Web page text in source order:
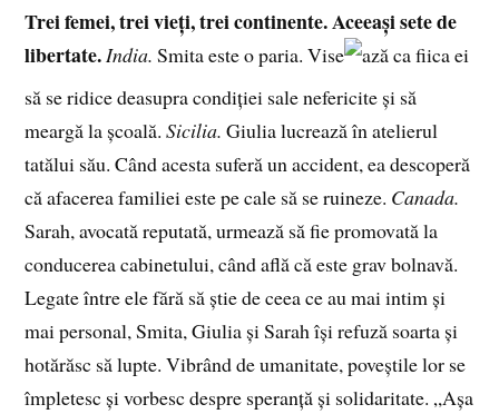
Trei femei, trei vieți, trei continente. Aceeași sete de
libertate.India. Smita este o paria. Vise
ază ca fiica ei
să se ridice deasupra condiției sale nefericite și să
meargă la școală.Sicilia. Giulia lucrează în atelierul
tatălui său. Când acesta suferă un accident, ea descoperă
că afacerea familiei este pe cale să se ruineze. Canada.
Sarah, avocată reputată, urmează să fie promovată la
conducerea cabinetului, când află că este grav bolnavă.
Legate între ele fără să știe de ceea ce au mai intim și
mai personal, Smita, Giulia și Sarah își refuză soarta și
hotărăsc să lupte. Vibrând de umanitate, poveștile lor se
împletesc și vorbesc despre speranță și solidaritate. „Așa